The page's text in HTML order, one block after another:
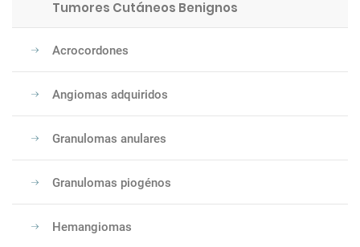
Tumores Cutáneos Benignos
Acrocordones
Angiomas adquiridos
Granulomas anulares
Granulomas piogénos
Hemangiomas